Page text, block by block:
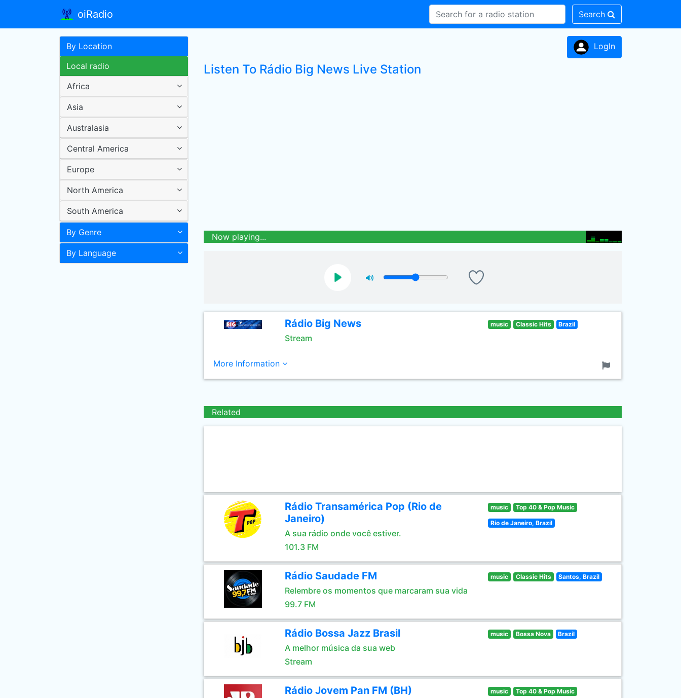
oiRadio Search
By Location
Local radio
Africa
Asia
Australasia
Central America
Europe
North America
South America
By Genre
By Language
LogIn
Listen To Rádio Big News Live Station
Now playing...
Rádio Big News
Stream
music Classic Hits Brazil
More Information
Related
Rádio Transamérica Pop (Rio de
Janeiro)
A sua rádio onde você estiver.
101.3 FM
music Top 40 & Pop Music
Rio de Janeiro, Brazil
Rádio Saudade FM
Relembre os momentos que marcaram sua vida
99.7 FM
music Classic Hits Santos, Brazil
Rádio Bossa Jazz Brasil
A melhor música da sua web
Stream
music Bossa Nova Brazil
Rádio Jovem Pan FM (BH) music Top 40 & Pop Music